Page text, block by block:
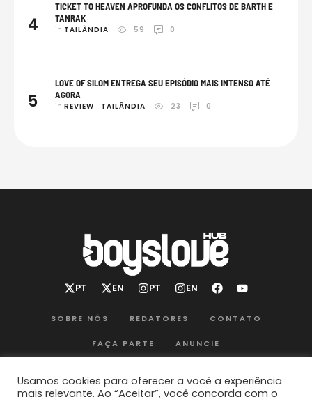
4
TICKET TO HEAVEN APROFUNDA OS CONFLITOS DE BARTH E
TANRAK
in TAILÂNDIA 59 0
5
LOVE OF SILOM ENTREGA SEU EPISÓDIO MAIS INTENSO ATÉ
AGORA
in REVIEW TAILÂNDIA 23 0
SOBRE NÓS REDATORES CONTATO
FAÇA PARTE ANUNCIE